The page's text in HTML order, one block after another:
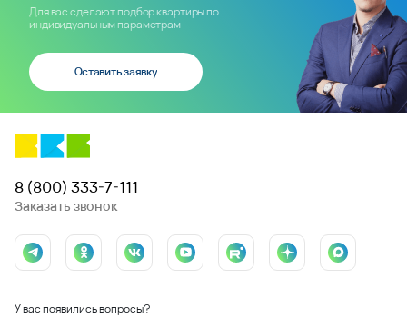
Для вас сделают подбор квартиры по
индивидуальным параметрам
Оставить заявку
8 (800) 333-7-111
Заказать звонок
У вас появились вопросы?